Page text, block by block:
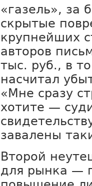
«газель», за
скрытые
крупнейших
авторов
тыс. руб., в
насчитал
«Мне сразу
хотите —
завалены
Второй
для рынка —